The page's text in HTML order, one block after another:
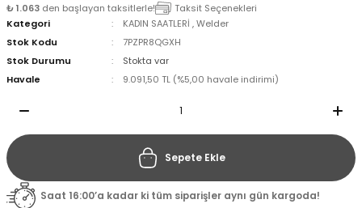
₺ 1.063 den başlayan taksitlerle!
Taksit Seçenekleri
Kategori
KADIN SAATLERİ ,Welder
Stok Kodu
7PZPR8QGXH
Stok Durumu
Stokta var
Havale
9.091,50 TL (%5,00 havale indirimi)
Sepete Ekle
Saat 16:00’a kadar ki tüm siparişler aynı gün kargoda!